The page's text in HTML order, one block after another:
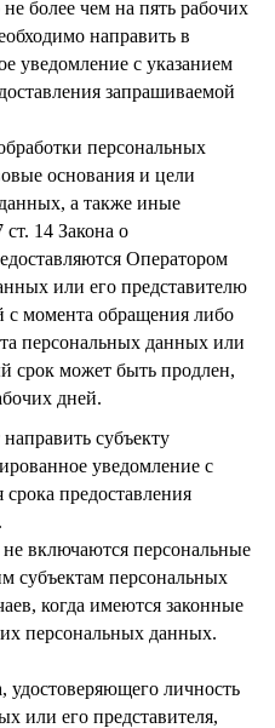
более чем на пять рабочих
направить в
уведомление с указанием
запрашиваемой
персональных
основания и цели
а также иные
14 Закона о
Оператором
или его представителю
с момента обращения либо
персональных данных или
срок может быть продлен,
дней.
субъекту
уведомление с
предоставления
включаются персональные
субъектам персональных
когда имеются законные
персональных данных.
удостоверяющего личность
или его представителя,